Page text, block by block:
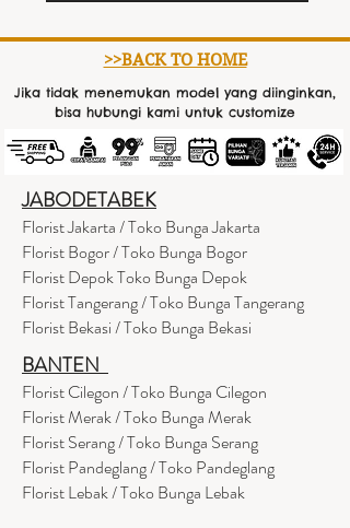
>>BACK TO HOME
Jika tidak menemukan model yang diinginkan,
bisa hubungi kami untuk customize
JABODETABEK
Florist Jakarta / Toko Bunga Jakarta
Florist Bogor / Toko Bunga Bogor
Florist Depok Toko Bunga Depok
Florist Tangerang / Toko Bunga Tangerang
Florist Bekasi / Toko Bunga Bekasi
BANTEN
Florist Cilegon / Toko Bunga Cilegon
Florist Merak / Toko Bunga Merak
Florist Serang / Toko Bunga Serang
Florist Pandeglang / Toko Pandeglang
Florist Lebak / Toko Bunga Lebak